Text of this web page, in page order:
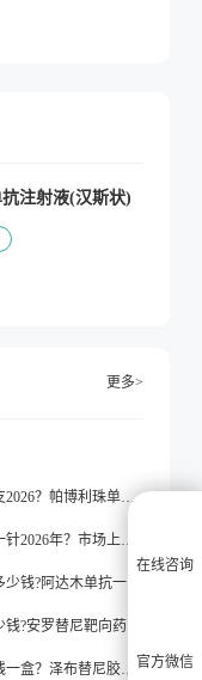
注射液(汉斯状)
更多>
珠单抗纳入医保了吗2026？
达必妥的价格为3160元/支左右
单抗一针价格在3000元左右
向药价格一般在2000元左右
胶囊的价格为5000元左右一盒
在线咨询
官方微信